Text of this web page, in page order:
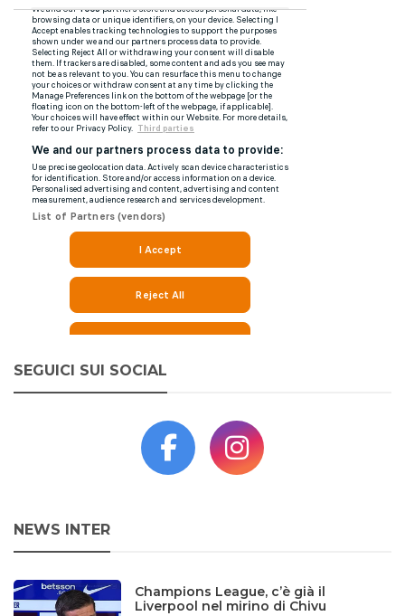
SEGUICI SUI SOCIAL
NEWS INTER
Champions League, c’è già il
Liverpool nel mirino di Chivu